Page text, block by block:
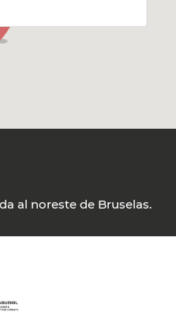
al noreste de Bruselas.